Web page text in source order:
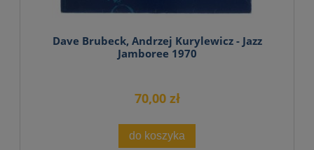
Dave Brubeck, Andrzej Kurylewicz - Jazz
Jamboree 1970
70,00 zł
do koszyka